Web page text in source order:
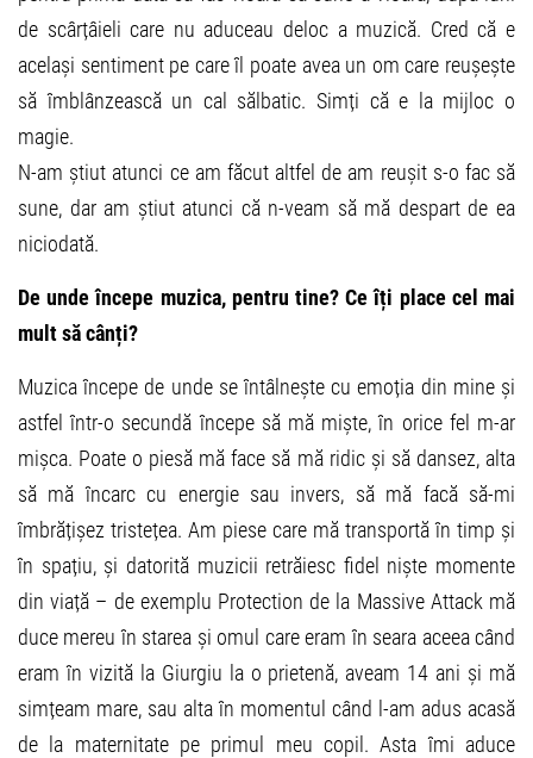
de scârțâieli care nu aduceau deloc a muzică. Cred că e
același sentiment pe care îl poate avea un om care reușește
să îmblânzească un cal sălbatic. Simți că e la mijloc o
magie.
N-am știut atunci ce am făcut altfel de am reușit s-o fac să
sune, dar am știut atunci că n-veam să mă despart de ea
niciodată.
De unde începe muzica, pentru tine? Ce îți place cel mai
mult să cânți?
Muzica începe de unde se întâlnește cu emoția din mine și
astfel într-o secundă începe să mă miște, în orice fel m-ar
mișca. Poate o piesă mă face să mă ridic și să dansez, alta
să mă încarc cu energie sau invers, să mă facă să-mi
îmbrățișez tristețea. Am piese care mă transportă în timp și
în spațiu, și datorită muzicii retrăiesc fidel niște momente
din viață – de exemplu Protection de la Massive Attack mă
duce mereu în starea și omul care eram în seara aceea când
eram în vizită la Giurgiu la o prietenă, aveam 14 ani și mă
simțeam mare, sau alta în momentul când l-am adus acasă
de la maternitate pe primul meu copil. Asta îmi aduce